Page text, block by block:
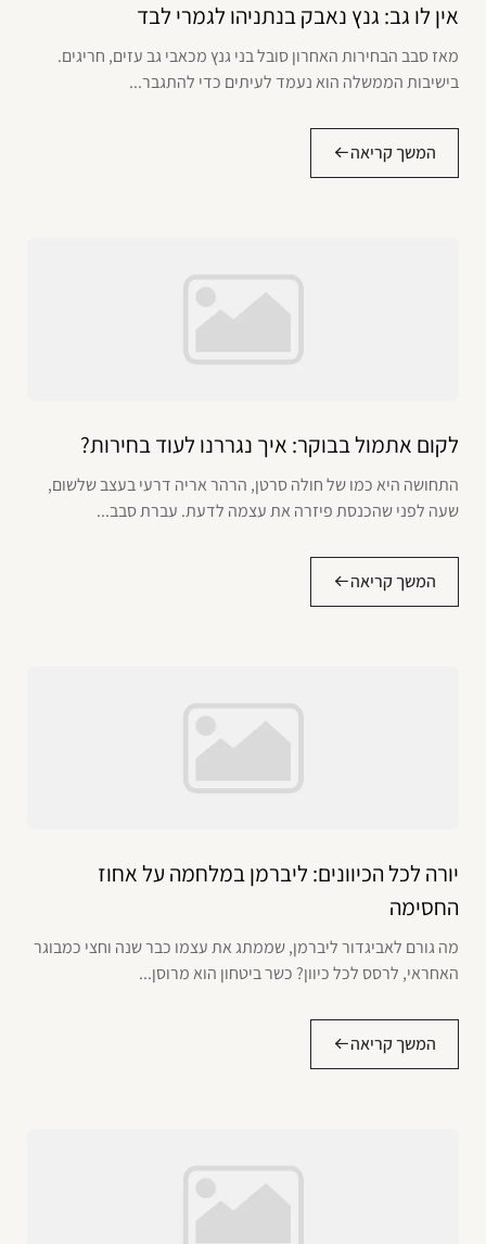
אין לו גב: גנץ נאבק בנתניהו לגמרי לבד
מאז סבב הבחירות האחרון סובל בני גנץ מכאבי גב עזים, חריגים.
בישיבות הממשלה הוא נעמד לעיתים כדי להתגבר...
המשך קריאה
לקום אתמול בבוקר: איך נגררנו לעוד בחירות?
התחושה היא כמו של חולה סרטן, הרהר אריה דרעי בעצב שלשום,
שעה לפני שהכנסת פיזרה את עצמה לדעת. עברת סבב...
המשך קריאה
יורה לכל הכיוונים: ליברמן במלחמה על אחוז
החסימה
מה גורם לאביגדור ליברמן, שממתג את עצמו כבר שנה וחצי כמבוגר
האחראי, לרסס לכל כיוון? כשר ביטחון הוא מרוסן...
המשך קריאה